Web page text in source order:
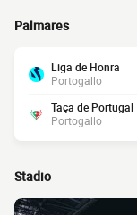
Palmares
Liga de Honra
Portogallo
Taça de Portugal
Portogallo
Stadio